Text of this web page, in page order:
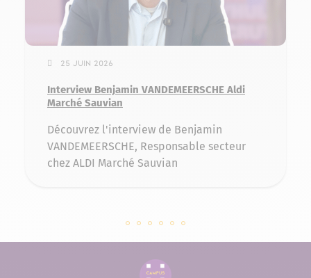
25 juin 2026
Interview Benjamin VANDEMEERSCHE Aldi
Marché Sauvian
Découvrez l'interview de Benjamin
VANDEMEERSCHE, Responsable secteur
chez ALDI Marché Sauvian
Slide 141083 sur 6
Slide 139567 sur 6
Slide 134961 sur 6
Slide 131929 sur 6
Slide 128639 sur 6
Slide 127397 sur 6